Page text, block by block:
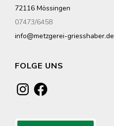
72116 Mössingen
07473/6458
info@metzgerei-griesshaber.de
FOLGE UNS
InstagramFacebook